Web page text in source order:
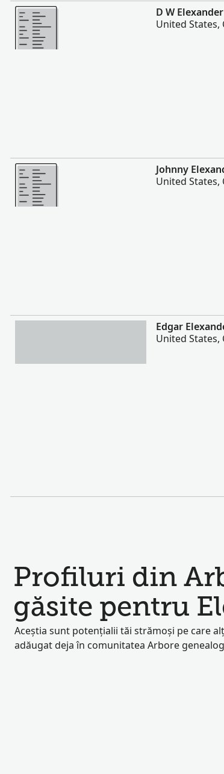
Mai multe
D W Elexander
United States,
Mai multe
Johnny
United States,
Mai multe
Edgar
United States,
Profiluri din
găsite pentru
Aceștia sunt potențialii tăi strămoși pe care
adăugat deja în comunitatea Arbore